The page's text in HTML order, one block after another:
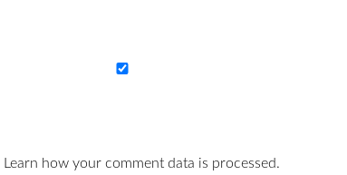
Learn how your comment data is processed.